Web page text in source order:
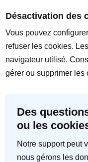
Désactivation des
Vous pouvez
refuser les cookies.
navigateur utilisé.
gérer ou supprimer les
Des
ou les
Notre support peut
nous gérons les